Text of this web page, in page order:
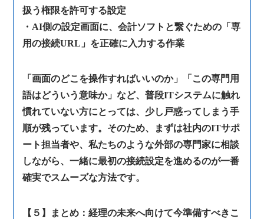
扱う権限を許可する設定
・AI側の設定画面に、会計ソフトと繋ぐための「専
用の接続URL」を正確に入力する作業
「画面のどこを操作すればいいのか」「この専門用
語はどういう意味か」など、普段ITシステムに触れ
慣れていない方にとっては、少し戸惑ってしまう手
順が残っています。そのため、まずは社内のITサポ
ート担当者や、私たちのような外部の専門家に相談
しながら、一緒に最初の接続設定を進めるのが一番
確実でスムーズな方法です。
【５】まとめ：経理の未来へ向けて今準備すべきこ